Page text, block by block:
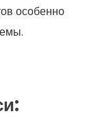
особенно